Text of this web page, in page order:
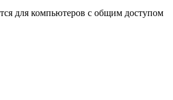
для компьютеров с общим доступом